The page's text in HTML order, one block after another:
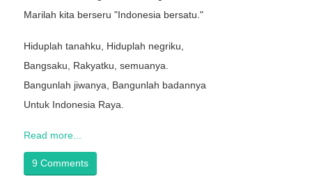
Marilah kita berseru "Indonesia bersatu."
Hiduplah tanahku, Hiduplah negriku,
Bangsaku, Rakyatku, semuanya.
Bangunlah jiwanya, Bangunlah badannya
Untuk Indonesia Raya.
Read more...
9 Comments